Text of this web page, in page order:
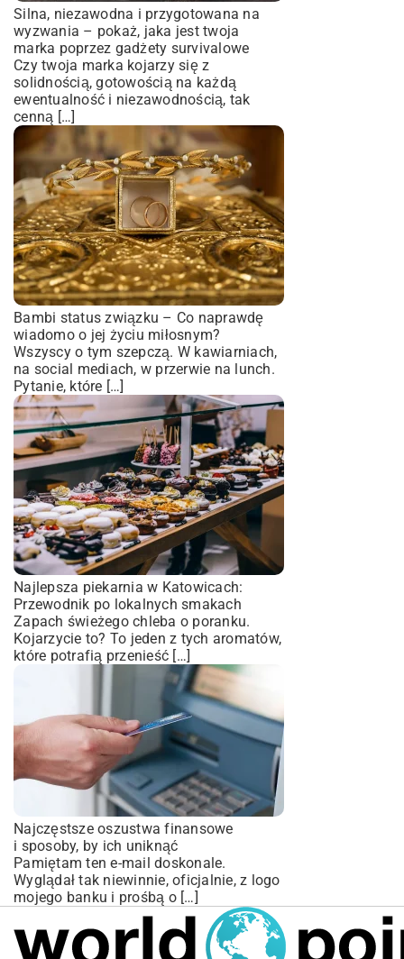
Silna, niezawodna i przygotowana na
wyzwania – pokaż, jaka jest twoja
marka poprzez gadżety survivalowe
Czy twoja marka kojarzy się z
solidnością, gotowością na każdą
ewentualność i niezawodnością, tak
cenną […]
Bambi status związku – Co naprawdę
wiadomo o jej życiu miłosnym?
Wszyscy o tym szepczą. W kawiarniach,
na social mediach, w przerwie na lunch.
Pytanie, które […]
Najlepsza piekarnia w Katowicach:
Przewodnik po lokalnych smakach
Zapach świeżego chleba o poranku.
Kojarzycie to? To jeden z tych aromatów,
które potrafią przenieść […]
Najczęstsze oszustwa finansowe
i sposoby, by ich uniknąć
Pamiętam ten e-mail doskonale.
Wyglądał tak niewinnie, oficjalnie, z logo
mojego banku i prośbą o […]